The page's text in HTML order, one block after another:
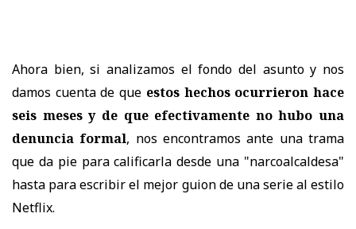
Ahora bien, si analizamos el fondo del asunto y nos
damos cuenta de que estos hechos ocurrieron hace
seis meses y de que efectivamente no hubo una
denuncia formal, nos encontramos ante una trama
que da pie para calificarla desde una "narcoalcaldesa"
hasta para escribir el mejor guion de una serie al estilo
Netflix.